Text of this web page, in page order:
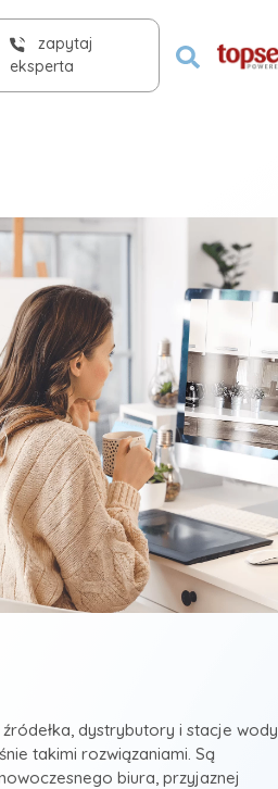
zapytaj
eksperta
dystrybutory i stacje wody
takimi rozwiązaniami. Są
biura, przyjaznej